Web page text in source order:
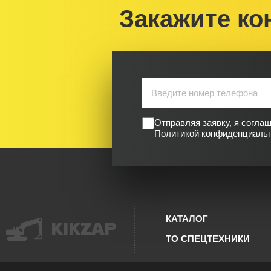
Закажите
Отправляя заявку, я
Политикой
KIKZAP
КАТАЛОГ
ТО СПЕЦТЕХНИКИ